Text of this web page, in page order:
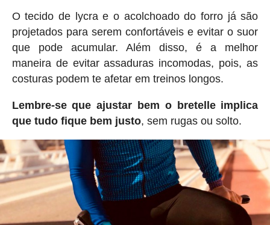
O tecido de lycra e o acolchoado do forro já são
projetados para serem confortáveis ​​e evitar o suor
que pode acumular. Além disso, é a melhor
maneira de evitar assaduras incomodas, pois, as
costuras podem te afetar em treinos longos.
Lembre-se que ajustar bem o bretelle implica
que tudo fique bem justo, sem rugas ou solto.